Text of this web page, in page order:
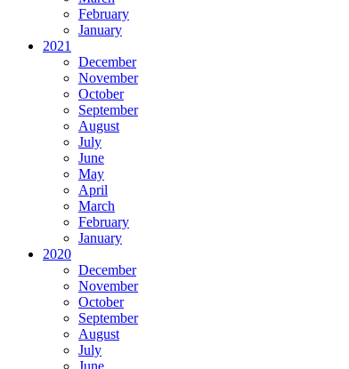
February
January
2021
December
November
October
September
August
July
June
May
April
March
February
January
2020
December
November
October
September
August
July
June